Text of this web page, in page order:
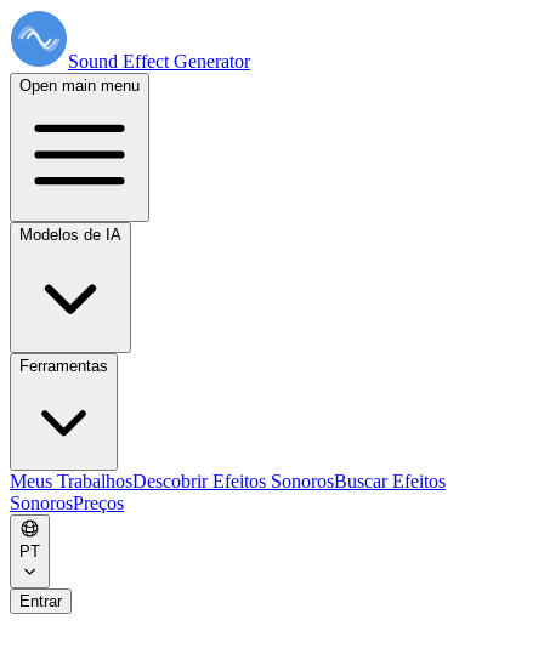
Sound Effect Generator
Open main menu
Modelos de IA
Ferramentas
Meus TrabalhosDescobrir Efeitos SonorosBuscar Efeitos
SonorosPreços
PT
Entrar